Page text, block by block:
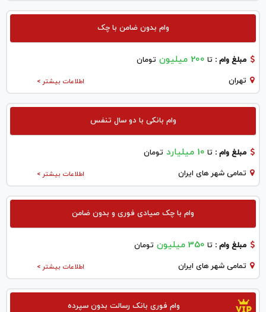
وام بدون ضامن با چک
مبلغ وام : تا 200 میلیون تومان
اطلاعات بیشتر > تهران
وام بانکی با دو سال تنفس
مبلغ وام : تا 10 میلیارد تومان
اطلاعات بیشتر > تمامی شهر های ایران
وام با چک صیادی فوری و بدون ضامن
مبلغ وام : تا 350 میلیون تومان
اطلاعات بیشتر > تمامی شهر های ایران
وام فوری بانک رسالت بدون سپرده